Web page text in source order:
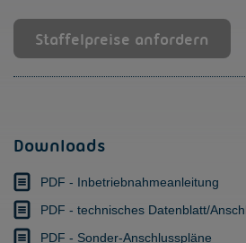
Staffelpreise anfordern
Downloads
PDF - Inbetriebnahmeanleitung
PDF - technisches Datenblatt/
PDF - Sonder-Anschlusspläne